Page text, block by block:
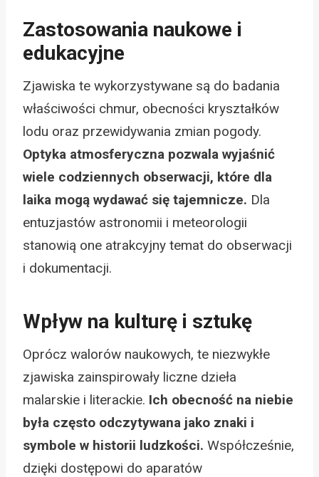
Zastosowania naukowe i
edukacyjne
Zjawiska te wykorzystywane są do badania
właściwości chmur, obecności kryształków
lodu oraz przewidywania zmian pogody.
Optyka atmosferyczna pozwala wyjaśnić
wiele codziennych obserwacji, które dla
laika mogą wydawać się tajemnicze. Dla
entuzjastów astronomii i meteorologii
stanowią one atrakcyjny temat do obserwacji
i dokumentacji.
Wpływ na kulturę i sztukę
Oprócz walorów naukowych, te niezwykłe
zjawiska zainspirowały liczne dzieła
malarskie i literackie. Ich obecność na niebie
była często odczytywana jako znaki i
symbole w historii ludzkości. Współcześnie,
dzięki dostępowi do aparatów